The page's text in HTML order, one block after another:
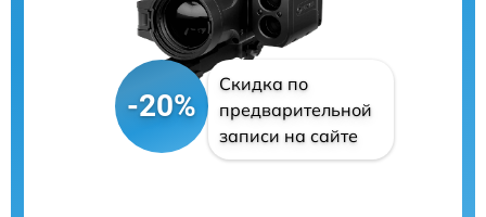
-20%
Скидка по
предварительной
записи на сайте